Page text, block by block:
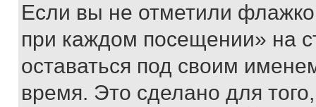
Если вы не отметили
при каждом посещении» на
оставаться под своим
время. Это сделано для